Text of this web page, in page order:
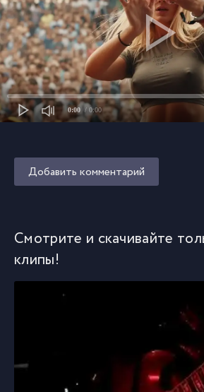
0:00 / 0:00
Добавить комментарий
Смотрите и скачивайте
клипы!